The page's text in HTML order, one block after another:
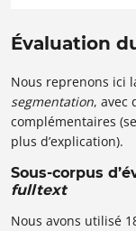
Évaluation
Nous reprenons ici
segmentation, avec
complémentaires
plus d’explication).
Sous-corpus
fulltext
Nous avons utilisé